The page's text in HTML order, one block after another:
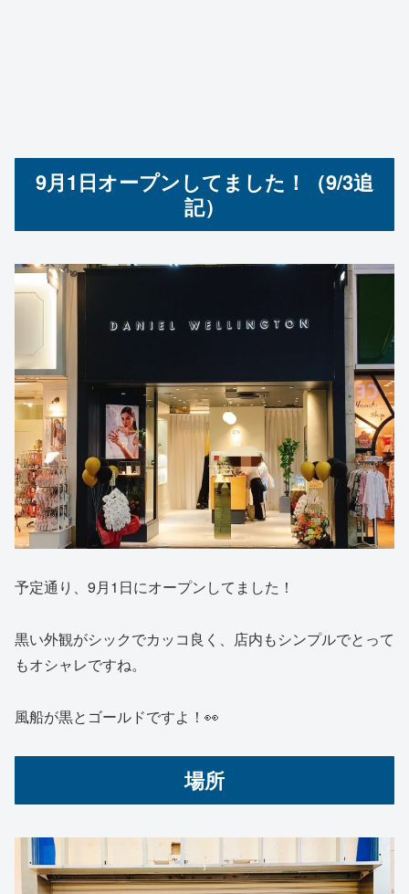
9月1日オープンしてました！（9/3追
記）
予定通り、9月1日にオープンしてました！
黒い外観がシックでカッコ良く、店内もシンプルでとって
もオシャレですね。
風船が黒とゴールドですよ！👀
場所